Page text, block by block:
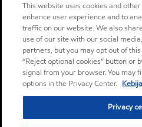
This website uses cookies and
enhance user experience and to
traffic on our website. We also
use of our site with our social
partners, but you may opt out of
“Reject optional cookies” button or
signal from your browser. You may
options in the Privacy Center.
Privacy